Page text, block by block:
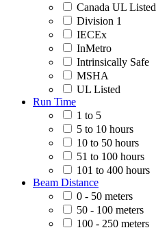
Canada UL Listed
Division 1
IECEx
InMetro
Intrinsically Safe
MSHA
UL Listed
Run Time
1 to 5
5 to 10 hours
10 to 50 hours
51 to 100 hours
101 to 400 hours
Beam Distance
0 - 50 meters
50 - 100 meters
100 - 250 meters